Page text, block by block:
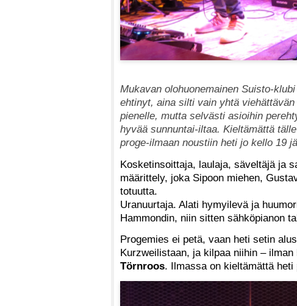
Mukavan olohuonemainen Suisto-
ehtinyt, aina silti vain yhtä viehättävän
pienelle, mutta selvästi asioihin
hyvää sunnuntai-iltaa. Kieltämättä
proge-ilmaan noustiin heti jo kello 19
Kosketinsoittaja, laulaja, säveltäjä ja
määrittely, joka Sipoon miehen,
totuutta.
Uranuurtaja. Alati hymyilevä ja
Hammondin, niin sitten sähköpianon
Progemies ei petä, vaan heti setin
Kurzweilistaan, ja kilpaa niihin –
Törnroos. Ilmassa on kieltämättä heti